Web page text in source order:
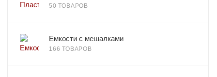
50 ТОВАРОВ
Емкости с мешалками
166 ТОВАРОВ